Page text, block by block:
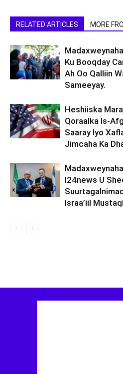
RELATED ARTICLES MORE
Ku Booqday
Ah Oo Qalliin
Sameeyay.
Heshiiska
Qoraalka Is-
Saaray Iyo
Jimcaha Ka
I24news U
Israa’iil